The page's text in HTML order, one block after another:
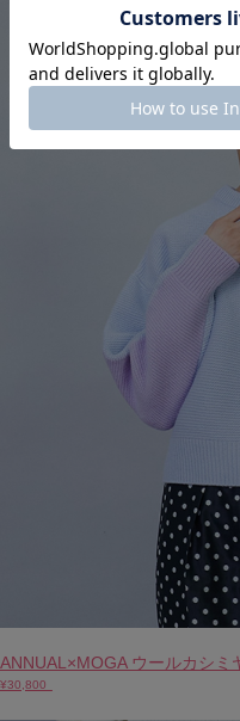
ANNUAL×MOGA ウールカシミ
¥30,800